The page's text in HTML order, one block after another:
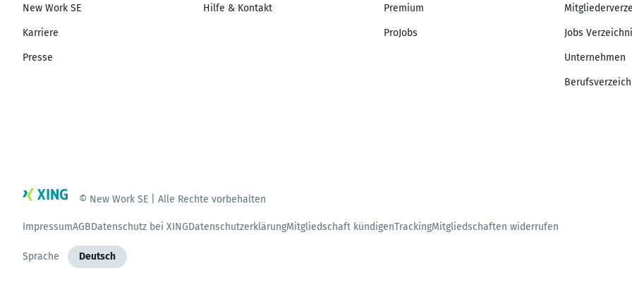
New Work SE
Karriere
Presse
Hilfe & Kontakt Premium
ProJobs Jobs
Unternehmen
© New Work SE | Alle Rechte vorbehalten
ImpressumAGBDatenschutz bei XINGDatenschutzerklärungMitgliedschaft kündigenTrackingMitgliedschaften widerrufen
Sprache Deutsch